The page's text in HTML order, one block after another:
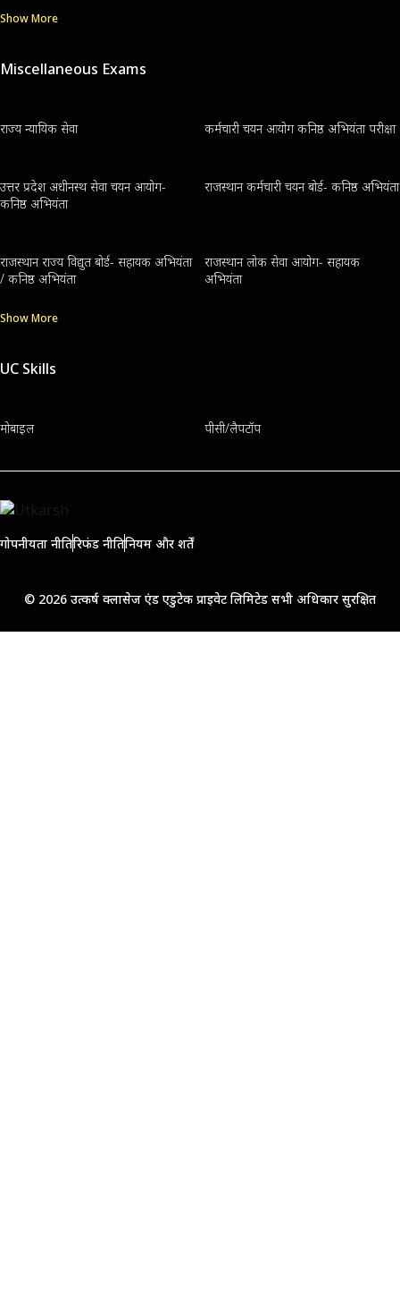
Show More
Miscellaneous Exams
राज्य न्यायिक सेवा कर्मचारी चयन आयोग कनिष्ठ अभियंता परीक्षा
उत्तर प्रदेश अधीनस्थ सेवा चयन आयोग-
कनिष्ठ अभियंता
राजस्थान कर्मचारी चयन बोर्ड- कनिष्ठ अभियंता
राजस्थान राज्य विद्युत बोर्ड- सहायक अभियंता
/ कनिष्ठ अभियंता
राजस्थान लोक सेवा आयोग- सहायक
अभियंता
Show More
UC Skills
मोबाइल पीसी/लैपटॉप
गोपनीयता नीतिरिफंड नीतिनियम और शर्तें
© 2026 उत्कर्ष क्लासेज एंड एडुटेक प्राइवेट लिमिटेड सभी अधिकार सुरक्षित